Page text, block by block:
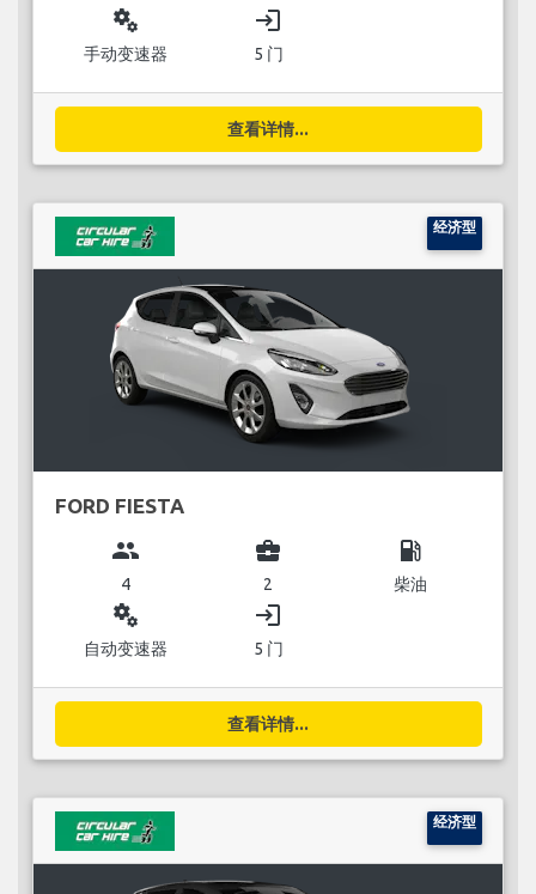
miscellaneous_services
手动变速器
login
5 门
查看详情...
经济型
FORD FIESTA
group
4
business_center
2
local_gas_station
柴油
miscellaneous_services
自动变速器
login
5 门
查看详情...
经济型